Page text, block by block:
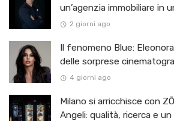
un’agenzia immobiliare in
2 giorni ago
Il fenomeno Blue:
delle sorprese
4 giorni ago
Milano si arricchisce con
Angeli: qualità, ricerca e